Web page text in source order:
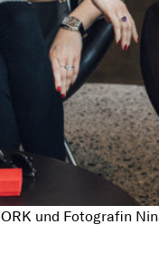
und Fotografin